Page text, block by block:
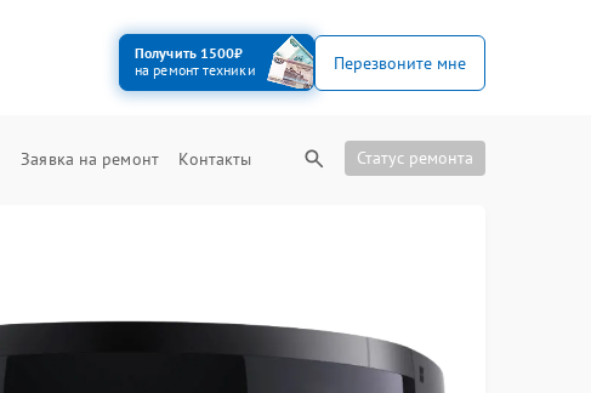
Получить 1500₽
на ремонт техники
Перезвоните мне
Заявка на ремонт Контакты Статус ремонта